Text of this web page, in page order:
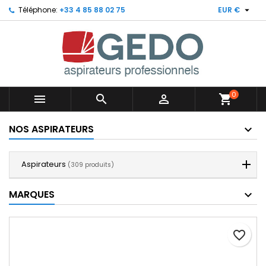
Téléphone: +33 4 85 88 02 75 EUR € 
   shopping_cart0
NOS ASPIRATEURS
Aspirateurs (309 produits)
MARQUES
favorite_border